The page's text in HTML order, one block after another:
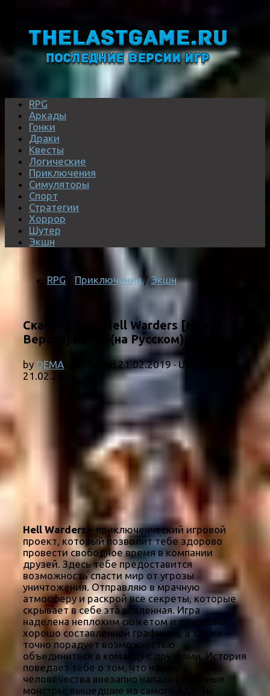
RPG
Аркады
Гонки
Драки
Квесты
Логические
Приключения
Симуляторы
Спорт
Стратегии
Хоррор
Шутер
Экшн
RPG Приключения / Экшн
Скачать игру Hell Warders [Новая
Версия] на ПК (на Русском)
by DEMA · Published21.02.2019· Updated
21.02.2019
Hell Warders – приключенческий игровой
проект, который позволит тебе здорово
провести свободное время в компании
друзей. Здесь тебе предоставится
возможность спасти мир от угрозы
уничтожения. Отправляю в мрачную
атмосферу и раскрой все секреты, которые
скрывает в себе эта вселенная. Игра
наделена неплохим сюжетом и довольно
хорошо составленной графикой, а также
точно порадует возможностью
объединиться в команду с друзьями. История
поведает тебе о том, что на мир
человечества внезапно напали страшные
монстры, вышедшие из самого Ада. Ты